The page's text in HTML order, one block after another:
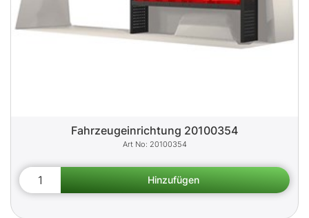
Fahrzeugeinrichtung 20100354
20100354